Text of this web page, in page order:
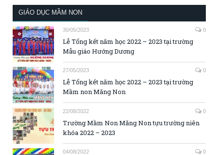
GIÁO DỤC MẦM NON
30/05/2023 0
Lễ Tổng kết năm học 2022 – 2023 tại trường
Mẫu giáo Hướng Dương
27/05/2023 0
Lễ Tổng kết năm học 2022 – 2023 tại trường
Mầm non Măng Non
22/08/2022 0
Trường Mầm Non Măng Non tựu trường niên
khóa 2022 – 2023
04/08/2022 0